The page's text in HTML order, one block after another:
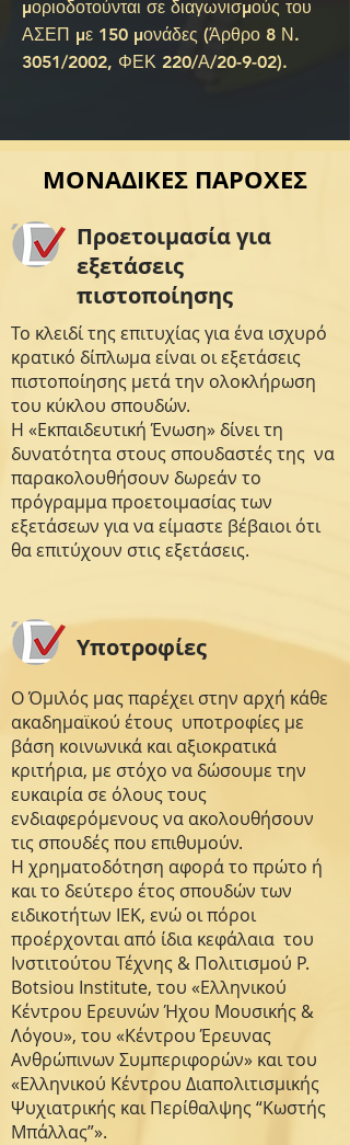
μοριοδοτούνται σε διαγωνισμούς του
ΑΣΕΠ με 150 μονάδες (Άρθρο 8 Ν.
3051/2002, ΦΕΚ 220/Α/20-9-02).
ΜΟΝΑΔΙΚΕΣ ΠΑΡΟΧΕΣ
Προετοιμασία για
εξετάσεις
πιστοποίησης
Το κλειδί της επιτυχίας για ένα ισχυρό
κρατικό δίπλωμα είναι οι εξετάσεις
πιστοποίησης μετά την ολοκλήρωση
του κύκλου σπουδών.
Η «Εκπαιδευτική Ένωση» δίνει τη
δυνατότητα στους σπουδαστές της να
παρακολουθήσουν δωρεάν το
πρόγραμμα προετοιμασίας των
εξετάσεων για να είμαστε βέβαιοι ότι
θα επιτύχουν στις εξετάσεις.
Υποτροφίες
Ο Όμιλός μας παρέχει στην αρχή κάθε
ακαδημαϊκού έτους υποτροφίες με
βάση κοινωνικά και αξιοκρατικά
κριτήρια, με στόχο να δώσουμε την
ευκαιρία σε όλους τους
ενδιαφερόμενους να ακολουθήσουν
τις σπουδές που επιθυμούν.
Η χρηματοδότηση αφορά το πρώτο ή
και το δεύτερο έτος σπουδών των
ειδικοτήτων ΙΕΚ, ενώ οι πόροι
προέρχονται από ίδια κεφάλαια του
Ινστιτούτου Τέχνης & Πολιτισμού P.
Botsiou Institute, του «Ελληνικού
Κέντρου Ερευνών Ήχου Μουσικής &
Λόγου», του «Κέντρου Έρευνας
Ανθρώπινων Συμπεριφορών» και του
«Ελληνικού Κέντρου Διαπολιτισμικής
Ψυχιατρικής και Περίθαλψης “Κωστής
Μπάλλας”».